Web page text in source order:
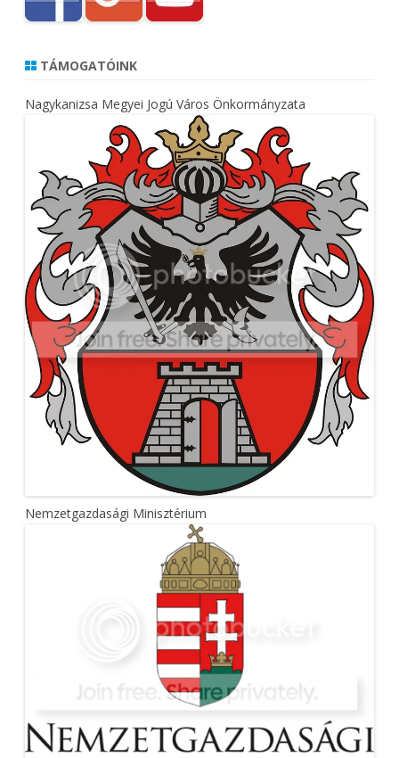
TÁMOGATÓINK
Nagykanizsa Megyei Jogú Város Önkormányzata
Nemzetgazdasági Minisztérium